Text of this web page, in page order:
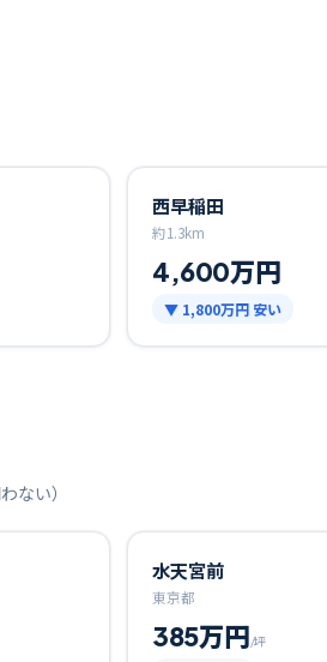
西早稲田
約1.3km
4,600万円
▼ 1,800万円 安い
ない）
水天宮前
東京都
385万円/坪